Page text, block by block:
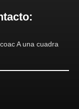
A una cuadra